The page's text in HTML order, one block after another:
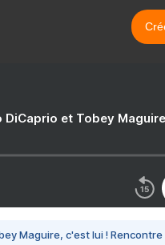
DiCaprio et Tobey
Maguire, c'est lui !